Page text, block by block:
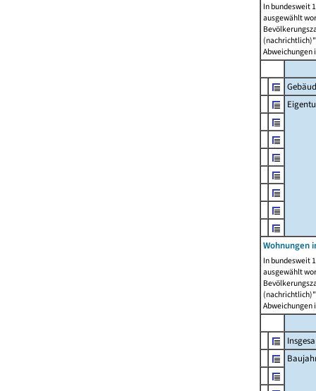
In bundesweit
ausgewählt
Abweichungen
Wohnungen
In bundesweit
ausgewählt
Abweichungen